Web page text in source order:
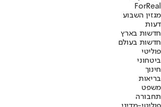
ForReal
מגזין השבוע
דעות
חדשות בארץ
חדשות בעולם
פוליטי
ביטחוני
חינוך
בריאות
משפט
תחבורה